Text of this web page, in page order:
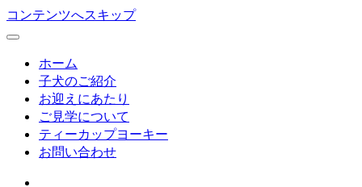
コンテンツへスキップ
ホーム
子犬のご紹介
お迎えにあたり
ご見学について
ティーカップヨーキー
お問い合わせ